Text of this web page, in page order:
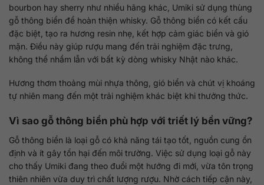
bourbon hay sherry như nhiều hãng khác, Umiki sử dụng thùng
gỗ thông biển để hoàn thiện whisky. Gỗ thông biển có kết cấu
đặc biệt, tạo ra hương resin nhẹ, kết hợp cảm giác biển và gió
mặn. Điều này giúp rượu mang đến trải nghiệm đặc trưng,
không thể nhầm lẫn với bất kỳ dòng whisky Nhật nào khác.
Hương thơm thoảng mùi nhựa thông, gió biển và chút vị khoáng
tự nhiên mang đến một trải nghiệm khác biệt khi thưởng thức.
Vì sao gỗ thông biển phù hợp với triết lý bền vững?
Gỗ thông biển là loại gỗ có khả năng tái tạo tốt, nguồn cung ổn
định và ít gây tổn hại đến môi trường. Việc sử dụng loại gỗ này
cho thấy Umiki đang theo đuổi một hướng đi mới, vừa tôn trọng
thiên nhiên vừa duy trì chất lượng rượu. Nhờ cách tiếp cận này,